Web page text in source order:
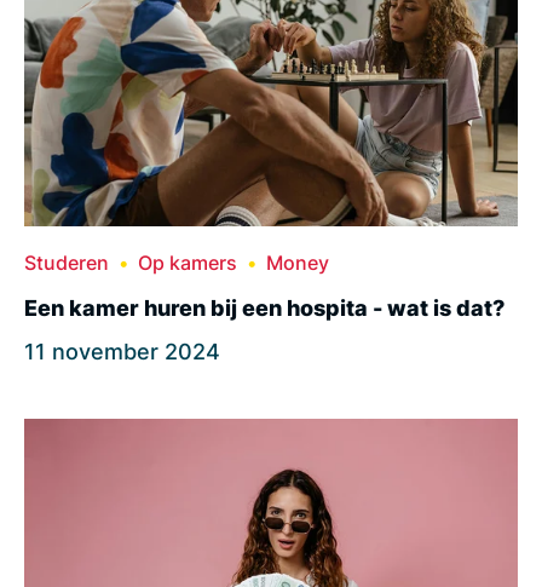
Studeren Op kamers Money
Een kamer huren bij een hospita - wat is dat?
11 november 2024